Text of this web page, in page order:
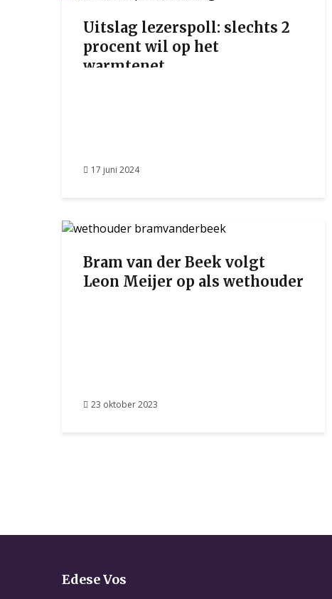
Uitslag lezerspoll: slechts 2
procent wil op het
warmtenet
17 juni 2024
Bram van der Beek volgt
Leon Meijer op als wethouder
23 oktober 2023
Edese Vos